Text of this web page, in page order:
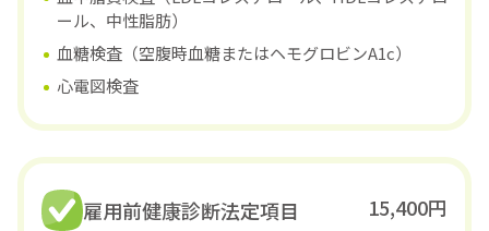
ール、中性脂肪）
血糖検査（空腹時血糖またはヘモグロビンA1c）
心電図検査
雇用前健康診断法定項目 15,400円